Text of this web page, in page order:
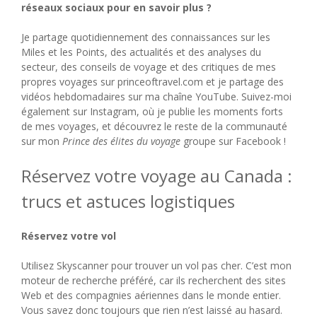
réseaux sociaux pour en savoir plus ?
Je partage quotidiennement des connaissances sur les
Miles et les Points, des actualités et des analyses du
secteur, des conseils de voyage et des critiques de mes
propres voyages sur princeoftravel.com et je partage des
vidéos hebdomadaires sur ma chaîne YouTube. Suivez-moi
également sur Instagram, où je publie les moments forts
de mes voyages, et découvrez le reste de la communauté
sur mon Prince des élites du voyage groupe sur Facebook !
Réservez votre voyage au Canada :
trucs et astuces logistiques
Réservez votre vol
Utilisez Skyscanner pour trouver un vol pas cher. C’est mon
moteur de recherche préféré, car ils recherchent des sites
Web et des compagnies aériennes dans le monde entier.
Vous savez donc toujours que rien n’est laissé au hasard.